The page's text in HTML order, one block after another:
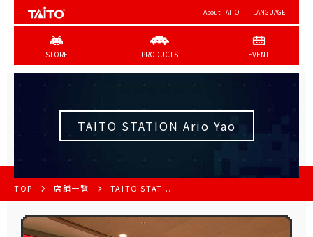
About TAITO LANGUAGE
STORE PRODUCTS EVENT
TAITO STATION Ario Yao
TOP 店舗一覧 TAITO STAT...